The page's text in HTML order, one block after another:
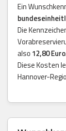
Ein
Die
also 12,80 Euro.
Diese Kosten
Hannover-